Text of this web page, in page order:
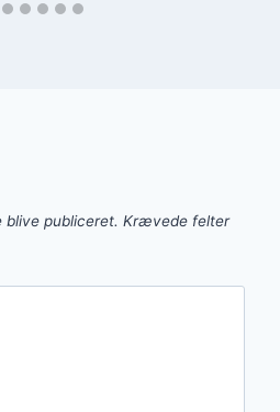
blive publiceret. Krævede felter